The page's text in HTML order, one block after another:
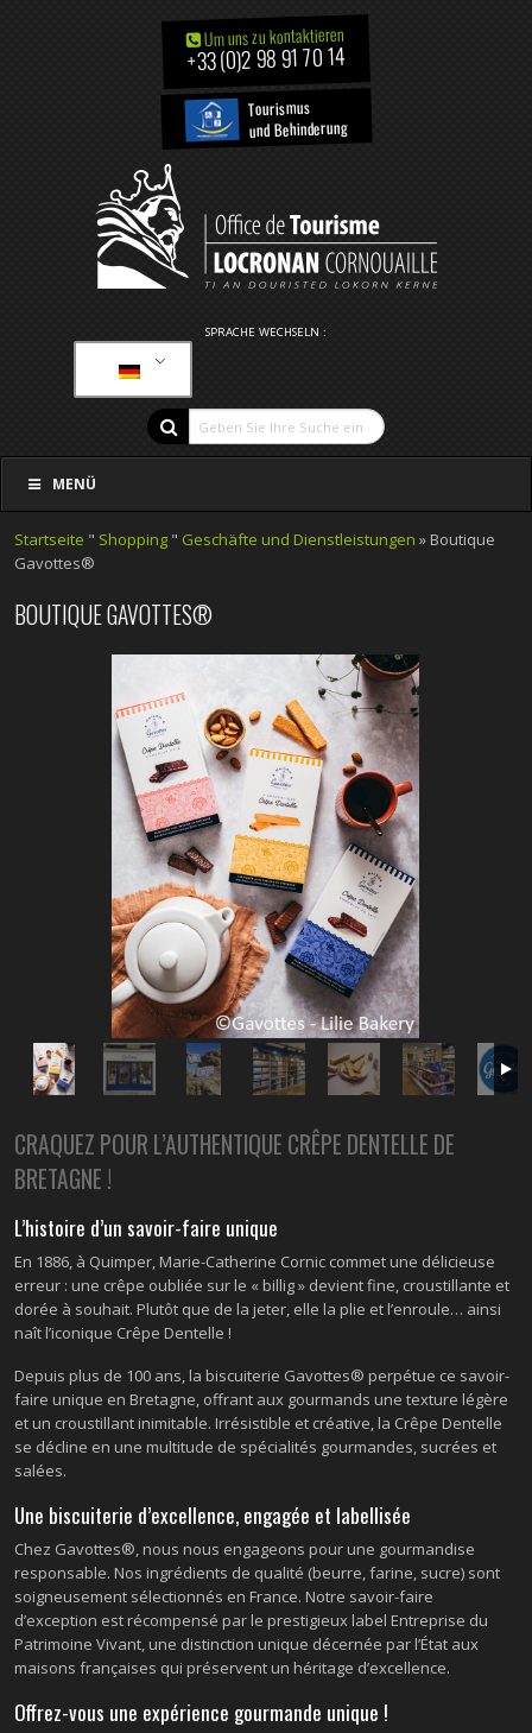
Um uns zu kontaktieren
+33 (0)2 98 91 70 14
Tourismus
und Behinderung
SPRACHE WECHSELN :
MENÜ
Startseite " Shopping " Geschäfte und Dienstleistungen » Boutique
Gavottes®
BOUTIQUE GAVOTTES®
CRAQUEZ POUR L’AUTHENTIQUE CRÊPE DENTELLE DE
BRETAGNE !
L’histoire d’un savoir-faire unique
En 1886, à Quimper, Marie-Catherine Cornic commet une délicieuse
erreur : une crêpe oubliée sur le « billig » devient fine, croustillante et
dorée à souhait. Plutôt que de la jeter, elle la plie et l’enroule… ainsi
naît l’iconique Crêpe Dentelle !
Depuis plus de 100 ans, la biscuiterie Gavottes® perpétue ce savoir-
faire unique en Bretagne, offrant aux gourmands une texture légère
et un croustillant inimitable. Irrésistible et créative, la Crêpe Dentelle
se décline en une multitude de spécialités gourmandes, sucrées et
salées.
Une biscuiterie d’excellence, engagée et labellisée
Chez Gavottes®, nous nous engageons pour une gourmandise
responsable. Nos ingrédients de qualité (beurre, farine, sucre) sont
soigneusement sélectionnés en France. Notre savoir-faire
d’exception est récompensé par le prestigieux label Entreprise du
Patrimoine Vivant, une distinction unique décernée par l’État aux
maisons françaises qui préservent un héritage d’excellence.
Offrez-vous une expérience gourmande unique !